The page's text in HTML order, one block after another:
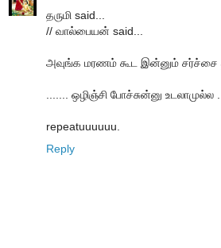
தருமி said...
// வால்பையன் said...
அவுங்க மரணம் கூட இன்னும் சர்ச்சை
....... ஒழிஞ்சி போச்சுன்னு உடலாமுல்ல
repeatuuuuuu.
Reply